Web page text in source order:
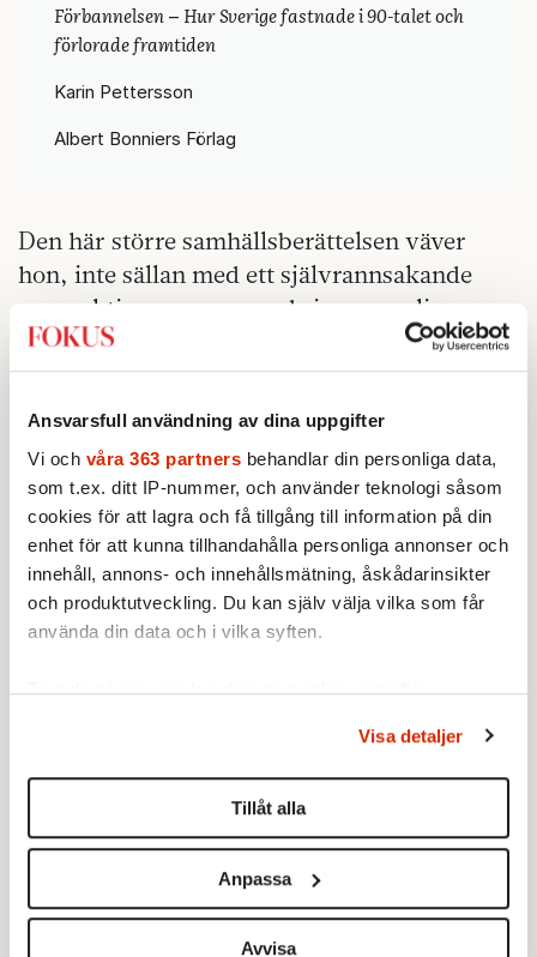
Ansvarsfull användning av dina uppgifter
Vi och våra 363 partners behandlar din personliga data,
som t.ex. ditt IP-nummer, och använder teknologi såsom
cookies för att lagra och få tillgång till information på din
enhet för att kunna tillhandahålla personliga annonser och
innehåll, annons- och innehållsmätning, åskådarinsikter
och produktutveckling. Du kan själv välja vilka som får
använda din data och i vilka syften.
Ta reda på mer om hur dina personliga uppgifter
Du kan ändra eller dra tillbaka ditt samtycke när som
helst från cookie-förklaringen.
Vi använder enhetsidentifierare för att anpassa innehållet
för sociala medier och analysera vår trafik. Vi
vidarebefordrar även sådana identifierare och annan
information från din enhet till de sociala medier och
Visa detaljer
Tillåt alla
Anpassa
Avvisa
Förbannelsen – Hur Sverige fastnade i 90-talet och
förlorade framtiden
Karin Pettersson
Albert Bonniers Förlag
Den här större samhällsberättelsen väver
hon, inte sällan med ett självrannsakande
perspektiv, samman med sin personliga
historia. Hon undersöker alltså inte bara
politikens bevekelsegrunder utan även sina
egna, vilket skapar konkretion och nerv i
berättelsen.
Karin Pettersson visar tydligt på hur tätt
områdena politik och ekonomi tvinnades
samman under decenniet då en hel del av det
allmänna såldes ut, när det skars i välfärden,
när statens makt krympte. Det var en tid då
politiken, inte tvärtom. Som hon skriver: ”På
90-talet fanns inte längre någon skillnad
vänsterkant jag befann mig.”